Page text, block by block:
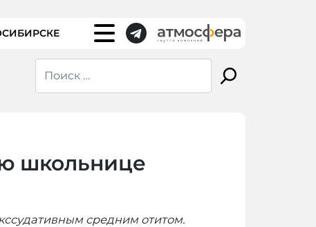
школьнице
средним отитом.